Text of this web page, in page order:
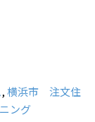
,横浜市 注文住
ング